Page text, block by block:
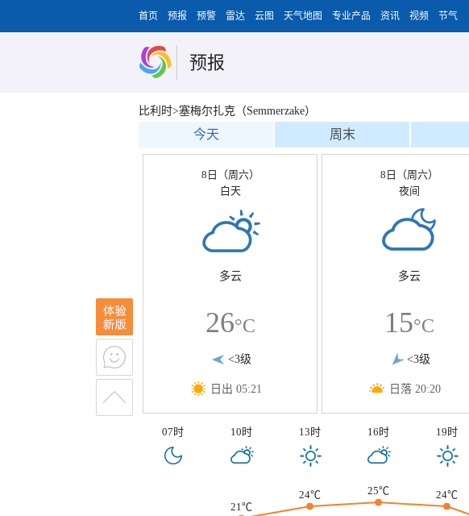
首页 预报 预警 雷达 云图 天气地图 专业产品 资讯 视频 节气
预报
比利时>塞梅尔扎克（Semmerzake）
今天 周末
8日（周六）
白天
多云
26°C
<3级
日出 05:21
8日（周六）
夜间
多云
15°C
<3级
日落 20:20
07时 10时 13时 16时 19时
21℃
24℃ 25℃
24℃